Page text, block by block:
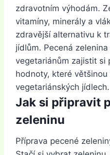
zdravotním výhodám.
vitamíny, minerály a
zdravější alternativu k
jídlům. Pecená
vegetariánům zajistit si
hodnoty, které
vegetariánských jídlech.
Jak si připravit
zeleninu
Příprava pecené